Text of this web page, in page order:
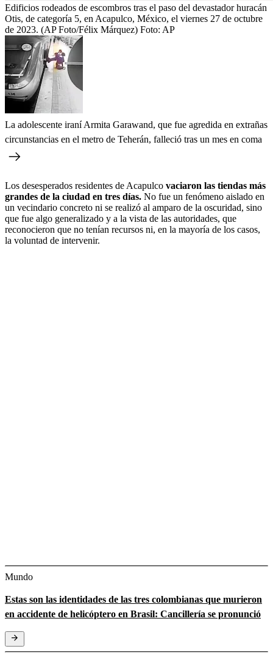
Edificios rodeados de escombros tras el paso del devastador huracán
Otis, de categoría 5, en Acapulco, México, el viernes 27 de octubre
de 2023. (AP Foto/Félix Márquez) Foto: AP
La adolescente iraní Armita Garawand, que fue agredida en extrañas
circunstancias en el metro de Teherán, falleció tras un mes en coma
Los desesperados residentes de Acapulco vaciaron las tiendas más
grandes de la ciudad en tres días. No fue un fenómeno aislado en
un vecindario concreto ni se realizó al amparo de la oscuridad, sino
que fue algo generalizado y a la vista de las autoridades, que
reconocieron que no tenían recursos ni, en la mayoría de los casos,
la voluntad de intervenir.
Mundo
Estas son las identidades de las tres colombianas que murieron
en accidente de helicóptero en Brasil: Cancillería se pronunció